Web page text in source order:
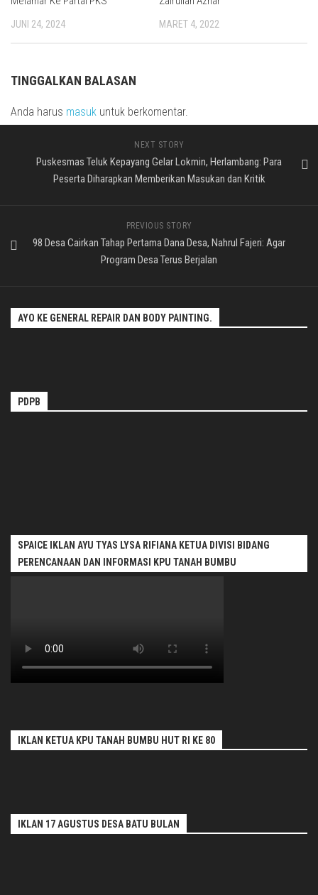
JUNI 24, 2024 MARET 4, 2022
TINGGALKAN BALASAN
Anda harus masuk untuk berkomentar.
NEXT STORY
Puskesmas Teluk Kepayang Gelar Lokmin, Herlambang: Para
Peserta Diharapkan Memberikan Masukan dan Kritik
PREVIOUS STORY
98 Desa Cairkan Tahap Pertama Dana Desa, Nahrul Fajeri: Agar
Program Desa Terus Berjalan
AYO KE GENERAL REPAIR DAN BODY PAINTING.
PDPB
SPAICE IKLAN AYU TYAS LYSA RIFIANA KETUA DIVISI BIDANG
PERENCANAAN DAN INFORMASI KPU TANAH BUMBU
IKLAN KETUA KPU TANAH BUMBU HUT RI KE 80
IKLAN 17 AGUSTUS DESA BATU BULAN